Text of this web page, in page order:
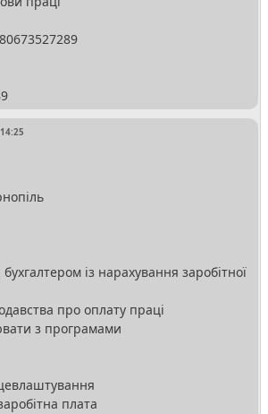
• +380673527289
із нарахування заробітної
про оплату праці
з програмами
плата